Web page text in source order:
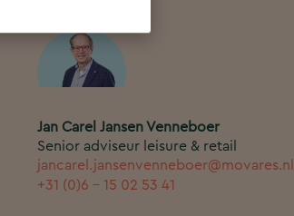
Jan Carel Jansen Venneboer
Senior adviseur leisure & retail
jancarel.jansenvenneboer@movares.nl
+31 (0)6 - 15 02 53 41